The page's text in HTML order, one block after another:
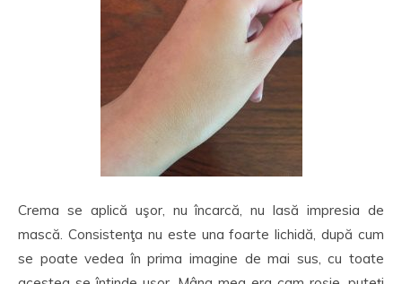
Crema se aplică uşor, nu încarcă, nu lasă impresia de
mască. Consistenţa nu este una foarte lichidă, după cum
se poate vedea în prima imagine de mai sus, cu toate